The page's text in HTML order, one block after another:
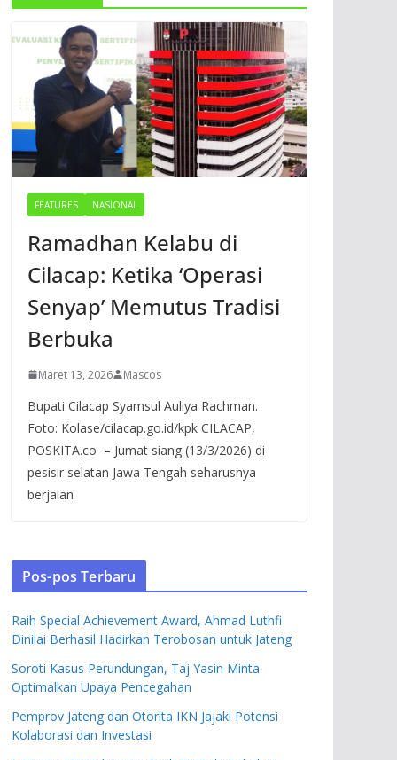
FEATURES NASIONAL
Ramadhan Kelabu di
Cilacap: Ketika ‘Operasi
Senyap’ Memutus Tradisi
Berbuka
Maret 13, 2026 Mascos
Bupati Cilacap Syamsul Auliya Rachman.
Foto: Kolase/cilacap.go.id/kpk CILACAP,
POSKITA.co – Jumat siang (13/3/2026) di
pesisir selatan Jawa Tengah seharusnya
berjalan
Pos-pos Terbaru
Raih Special Achievement Award, Ahmad Luthfi
Dinilai Berhasil Hadirkan Terobosan untuk Jateng
Soroti Kasus Perundungan, Taj Yasin Minta
Optimalkan Upaya Pencegahan
Pemprov Jateng dan Otorita IKN Jajaki Potensi
Kolaborasi dan Investasi